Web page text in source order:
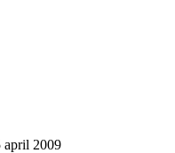
april 2009